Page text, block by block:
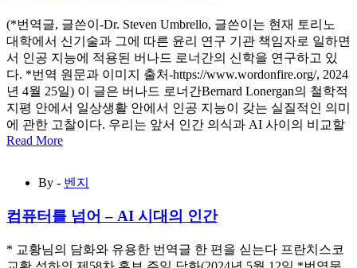
(*번역글, 글쓴이-Dr. Steven Umbrello, 글쓴이는 현재 토리노
대학에서 신기술과 그에 따른 윤리 연구 기관 책임자로 일하면
서 인공 지능에 적용된 버나드 로너간의 신학을 연구하고 있
다. *번역 원문과 이미지 출처-https://www.wordonfire.org/, 2024
년 4월 25일) 이 글은 버나드 로너간Bernard Lonergan의 철학적
지평 안에서 일상생활 안에서 인공 지능이 갖는 실질적인 의미
에 관한 고찰이다. 우리는 앞서 인간 의식과 AI 사이의 비교할
Read More
By - 벤지
컴퓨터를 넘어 – AI 시대의 인간
* 교황님의 담화와 유용한 번역글 한 편을 싣는다 프란치스코